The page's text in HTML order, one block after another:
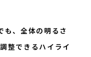
、全体の明るさ
整できるハイライ